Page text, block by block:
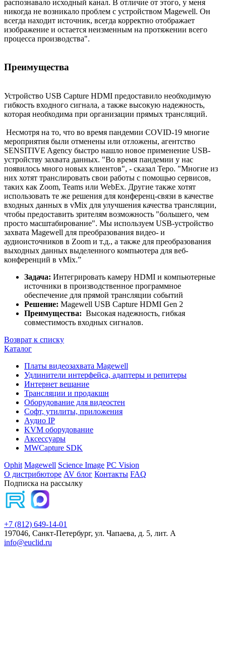
распознавало исходный канал. В отличие от этого, у меня
никогда не возникало проблем с устройством Magewell. Он
всегда находит источник, всегда корректно отображает
изображение и остается неизменным на протяжении всего
процесса производства".
Преимущества
Устройство USB Capture HDMI предоставило необходимую
гибкость входного сигнала, а также высокую надежность,
которая необходима при организации прямых трансляций.
Несмотря на то, что во время пандемии COVID-19 многие
мероприятия были отменены или отложены, агентство
SENSITIVE Agency быстро нашло новое применение USB-
устройству захвата данных. "Во время пандемии у нас
появилось много новых клиентов", - сказал Теро. "Многие из
них хотят транслировать свои работы с помощью сервисов,
таких как Zoom, Teams или WebEx. Другие также хотят
использовать те же решения для конференц-связи в качестве
входных данных в vMix для улучшения качества трансляции,
чтобы предоставить зрителям возможность "большего, чем
просто масштабирование". Мы используем USB-устройство
захвата Magewell для преобразования видео- и
аудиоисточников в Zoom и т.д., а также для преобразования
выходных данных выделенного компьютера для веб-
конференций в vMix.”
Задача: Интегрировать камеру HDMI и компьютерные
источники в производственное программное
обеспечение для прямой трансляции событий
Решение: Magewell USB Capture HDMI Gen 2
Преимущества: Высокая надежность, гибкая
совместимость входных сигналов.
Возврат к списку
Каталог
Платы видеозахвата Magewell
Удлинители интерфейса, адаптеры и репитеры
Интернет вещание
Трансляции и продакшн
Оборудование для видеостен
Софт, утилиты, приложения
Аудио IP
KVM оборудование
Аксессуары
MWCapture SDK
Ophit Magewell Science Image PC Vision
О дистрибюторе AV блог Контакты FAQ
Подписка на рассылку
+7 (812) 649-14-01
197046, Санкт-Петербург, ул. Чапаева, д. 5, лит. А
info@euclid.ru